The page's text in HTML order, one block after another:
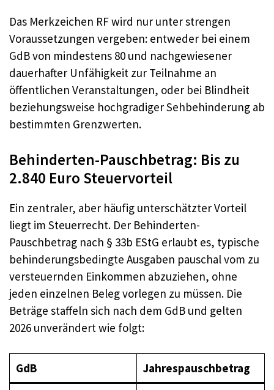
Das Merkzeichen RF wird nur unter strengen
Voraussetzungen vergeben: entweder bei einem
GdB von mindestens 80 und nachgewiesener
dauerhafter Unfähigkeit zur Teilnahme an
öffentlichen Veranstaltungen, oder bei Blindheit
beziehungsweise hochgradiger Sehbehinderung ab
bestimmten Grenzwerten.
Behinderten-Pauschbetrag: Bis zu
2.840 Euro Steuervorteil
Ein zentraler, aber häufig unterschätzter Vorteil
liegt im Steuerrecht. Der Behinderten-
Pauschbetrag nach § 33b EStG erlaubt es, typische
behinderungsbedingte Ausgaben pauschal vom zu
versteuernden Einkommen abzuziehen, ohne
jeden einzelnen Beleg vorlegen zu müssen. Die
Beträge staffeln sich nach dem GdB und gelten
2026 unverändert wie folgt:
GdB Jahrespauschbetrag